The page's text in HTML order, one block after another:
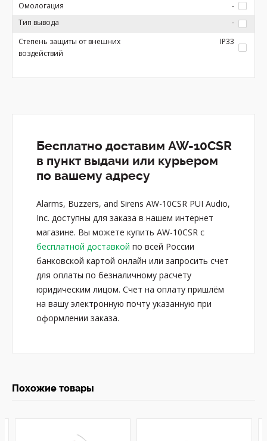
Омологация
-
Тип вывода
-
Степень защиты от внешних
воздействий
IP33
Бесплатно доставим AW-10CSR
в пункт выдачи или курьером
по вашему адресу
Alarms, Buzzers, and Sirens AW-10CSR PUI Audio,
Inc. доступны для заказа в нашем интернет
магазине. Вы можете купить AW-10CSR с
бесплатной доставкой по всей России
банковской картой онлайн или запросить счет
для оплаты по безналичному расчету
юридическим лицом. Счет на оплату пришлём
на вашу электронную почту указанную при
оформлении заказа.
Похожие товары